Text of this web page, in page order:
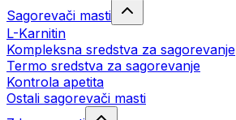
Sagorevači masti
L-Karnitin
Kompleksna sredstva za sagorevanje
Termo sredstva za sagorevanje
Kontrola apetita
Ostali sagorevači masti